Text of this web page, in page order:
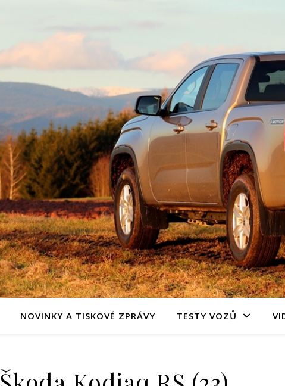
NOVINKY A TISKOVÉ ZPRÁVY TESTY VOZŮ